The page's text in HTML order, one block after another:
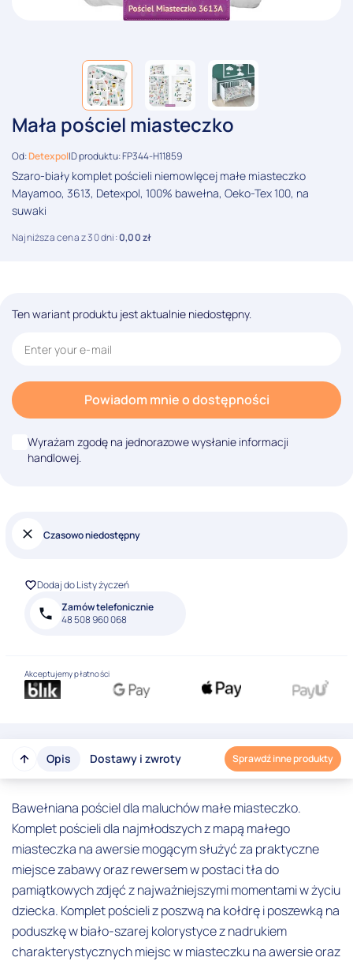
Mała pościel miasteczko
Od:DetexpolID produktu: FP344-H11859
Szaro-biały komplet pościeli niemowlęcej małe miasteczko
Mayamoo, 3613, Detexpol, 100% bawełna, Oeko-Tex 100, na
suwaki
Najniższa cena z 30 dni:0,00zł
Ten wariant produktu jest aktualnie niedostępny.
Powiadom mnie o dostępności
Wyrażam zgodę na jednorazowe wysłanie informacji
handlowej.
Czasowo niedostępny
Dodaj do Listy życzeń
Zamów telefonicznie
48 508 960 068
Akceptujemy płatności
Opis Dostawy i zwroty Sprawdź inne produkty
Bawełniana pościel dla maluchów małe miasteczko.
Komplet pościeli dla najmłodszych z mapą małego
miasteczka na awersie mogącym służyć za praktyczne
miejsce zabawy oraz rewersem w postaci tła do
pamiątkowych zdjęć z najważniejszymi momentami w życiu
dziecka. Komplet pościeli z poszwą na kołdrę i poszewką na
poduszkę w biało-szarej kolorystyce z nadrukiem
charakterystycznych miejsc w miasteczku na awersie oraz